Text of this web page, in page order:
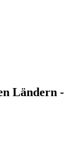
Ländern -